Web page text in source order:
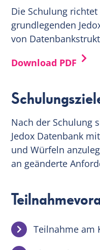
Die Schulung
grundlegenden
von
Download PDF
Nach der Schulung
Jedox Datenbank
und Würfeln
an geänderte
Teilnahme am